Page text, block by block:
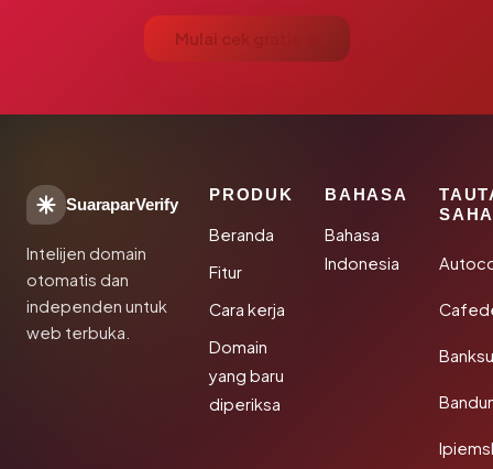
Mulai cek gratis →
SuaraparVerify
Intelijen domain
otomatis dan
independen untuk
web terbuka.
PRODUK
Beranda
Fitur
Cara kerja
Domain
yang baru
diperiksa
BAHASA
Bahasa
Indonesia